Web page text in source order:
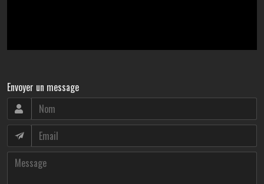
Envoyer un message